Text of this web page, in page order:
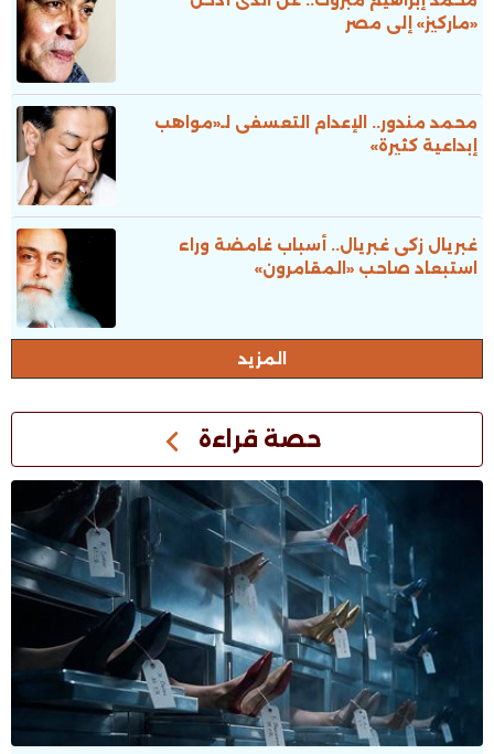
«ماركيز» إلى مصر
محمد مندور.. الإعدام التعسفى لـ«مواهب
إبداعية كثيرة»
غبريال زكى غبريال.. أسباب غامضة وراء
استبعاد صاحب «المقامرون»
المزيد
حصة قراءة